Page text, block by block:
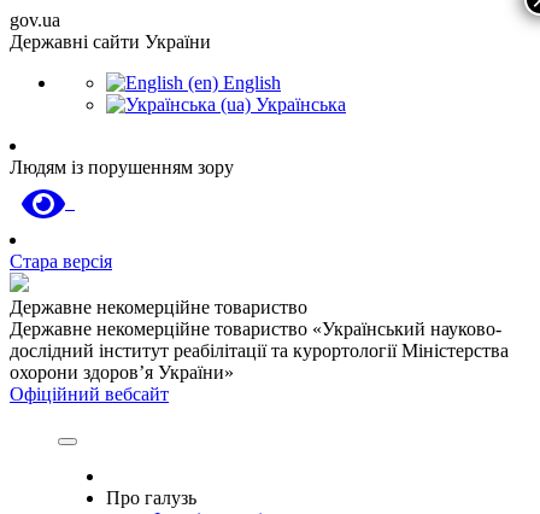
gov.ua
Державні сайти України
English
Українська
Людям із порушенням зору
Стара версія
Державне некомерційне товариство
Державне некомерційне товариство «Український науково-
дослідний інститут реабілітації та курортології Міністерства
охорони здоров’я України»
Офіційний вебсайт
Про галузь